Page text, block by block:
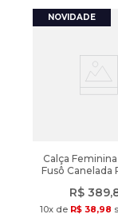
Calça
Fusô Canelada
R$ 389,
10x de R$ 38,98